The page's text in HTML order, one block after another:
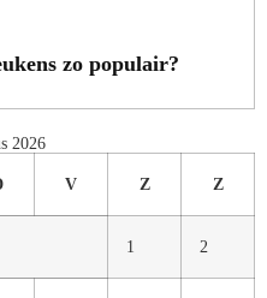
zo populair?
2026
V Z Z
1 2